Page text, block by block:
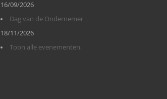
16/09/2026
Dag van de Ondernemer
18/11/2026
Toon alle evenementen.